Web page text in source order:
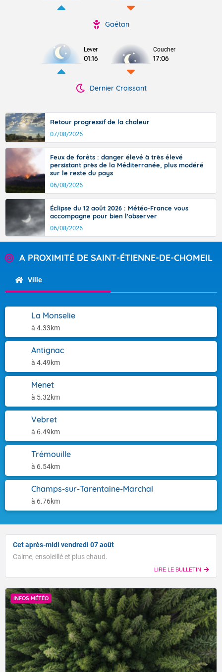
Gaétan
Lever
01:16
Coucher
17:06
Dernier Croissant
Retour progressif de la chaleur
07/08/2026
Feux de forêts : danger élevé à très élevé
persistant près de la Méditerranée, plus modéré
sur le reste du pays
06/08/2026
Éclipse du 12 août 2026 : Météo-France vous
accompagne pour bien l'observer
06/08/2026
A PROXIMITÉ DE SAINT-ÉTIENNE-DE-CHOMEIL
Ville
La Monselie
à 4.33km
Antignac
à 4.49km
Menet
à 5.32km
Vebret
à 6.49km
Trémouille
à 6.54km
Champs-sur-Tarentaine-Marchal
à 6.76km
Cet après-midi vendredi 07 août
Calme, ensoleillé et plus chaud.
LIRE LE BULLETIN
INFOS MÉTÉO